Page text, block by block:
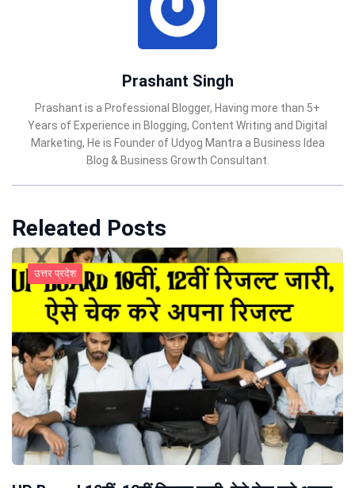
Prashant Singh
Prashant is a Professional Blogger, Having more than 5+
Years of Experience in Blogging, Content Writing and Digital
Marketing, He is Founder of Udyog Mantra a Business Idea
Blog & Business Growth Consultant.
Releated Posts
उत्तर प्रदेश